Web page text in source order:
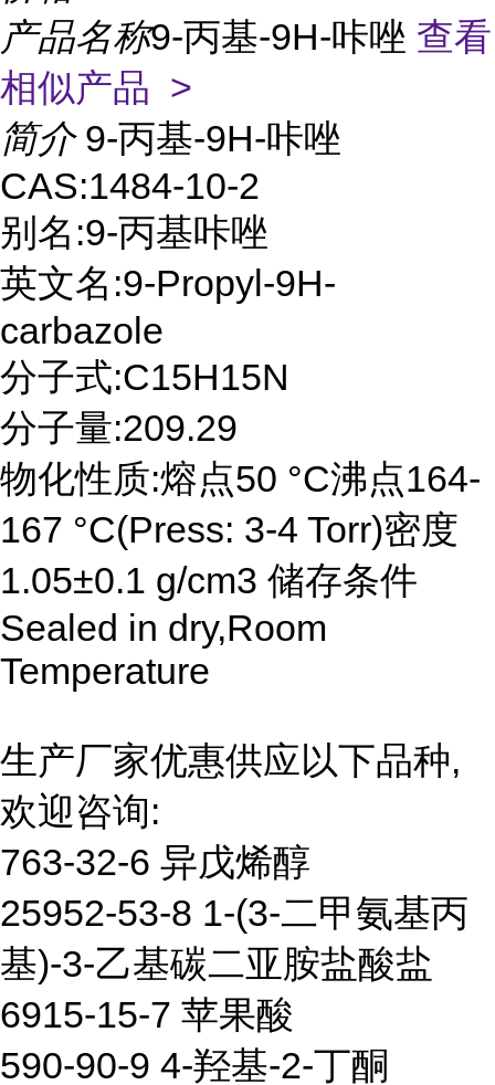
产品名称9-丙基-9H-咔唑 查看
相似产品 >
简介 9-丙基-9H-咔唑
CAS:1484-10-2
别名:9-丙基咔唑
英文名:9-Propyl-9H-
carbazole
分子式:C15H15N
分子量:209.29
物化性质:熔点50 °C沸点164-
167 °C(Press: 3-4 Torr)密度
1.05±0.1 g/cm3 储存条件
Sealed in dry,Room
Temperature
生产厂家优惠供应以下品种,
欢迎咨询:
763-32-6 异戊烯醇
25952-53-8 1-(3-二甲氨基丙
基)-3-乙基碳二亚胺盐酸盐
6915-15-7 苹果酸
590-90-9 4-羟基-2-丁酮